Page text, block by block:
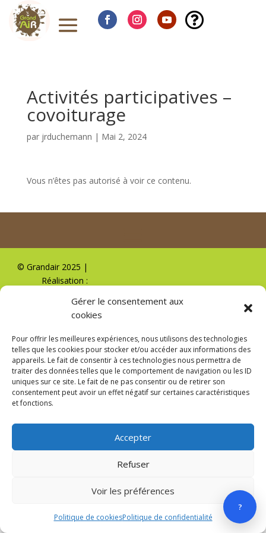
Gérer le consentement aux
cookies
Pour offrir les meilleures expériences, nous utilisons des technologies
telles que les cookies pour stocker et/ou accéder aux informations des
appareils. Le fait de consentir à ces technologies nous permettra de
traiter des données telles que le comportement de navigation ou les ID
uniques sur ce site. Le fait de ne pas consentir ou de retirer son
consentement peut avoir un effet négatif sur certaines caractéristiques
et fonctions.
Accepter
Refuser
Voir les préférences
Politique de cookiesPolitique de confidentialité

Activités participatives –
covoiturage
par jrduchemann | Mai 2, 2024
Vous n’êtes pas autorisé à voir ce contenu.
© Grandair 2025 |
Réalisation :
?